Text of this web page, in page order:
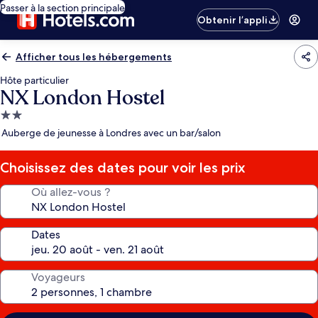
Passer à la section principale
Obtenir l’appli
Afficher tous les hébergements
Hôte particulier
NX London Hostel
Hébergement
2.0 étoiles
Auberge de jeunesse à Londres avec un bar/salon
Choisissez des dates pour voir les prix
Où allez-vous ?
Dates
Voyageurs